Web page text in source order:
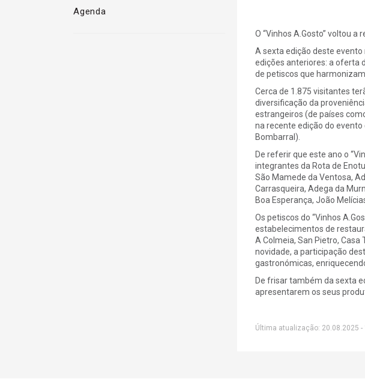
Agenda
O “Vinhos A.Gosto” voltou
A sexta edição deste
edições anteriores: a oferta
de petiscos que
Cerca de 1.875 visitantes
diversificação da
estrangeiros (de países
na recente edição do
Bombarral).
De referir que este ano o
integrantes da Rota de
São Mamede da Ventosa,
Carrasqueira, Adega da
Boa Esperança, João
Os petiscos do “Vinhos
estabelecimentos de
A Colmeia, San Pietro, Casa
novidade, a participação
gastronómicas,
De frisar também da sexta
apresentarem os seus
Última atualização: 20.08.2025 -